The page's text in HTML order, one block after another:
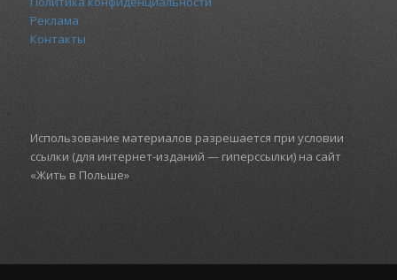
Реклама
Контакты
Использование материалов разрешается при условии
ссылки (для интернет-изданий — гиперссылки) на сайт
«Жить в Польше»